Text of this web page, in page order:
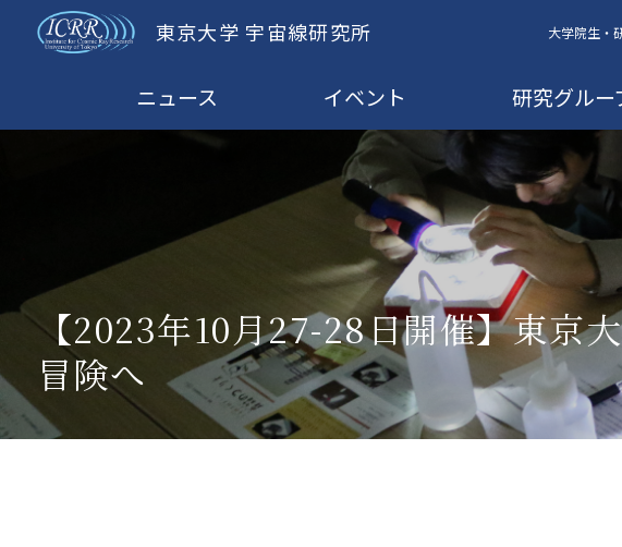
東京大学 宇宙線研究所 大学院生・
ニュース イベント 研究グルー
【2023年10月27-28日開催】東京
冒険へ